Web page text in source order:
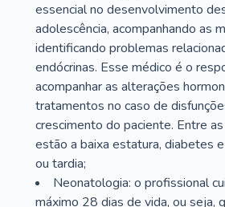
essencial no desenvolvimento
adolescência, acompanhando as
identificando problemas
endócrinas. Esse médico é o
acompanhar as alterações
tratamentos no caso de
crescimento do paciente. Entre
estão a baixa estatura, diabetes
ou tardia;
Neonatologia: o profissional
máximo 28 dias de vida, ou seja,